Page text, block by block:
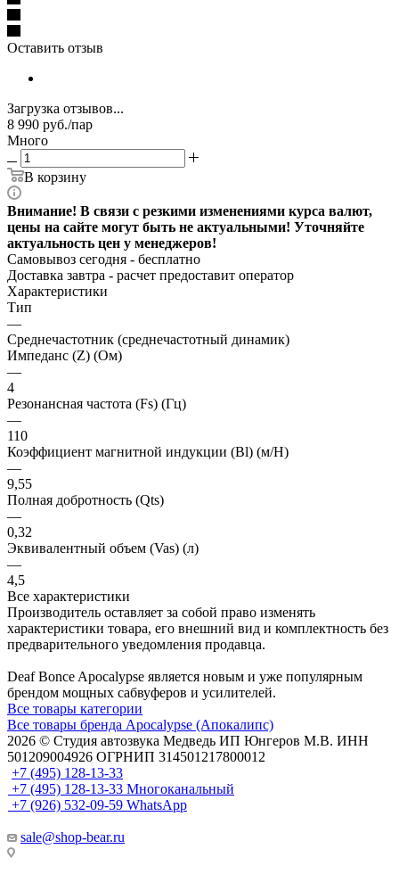
Оставить отзыв
Загрузка отзывов...
8 990 руб./пар
Много
В корзину
Внимание! В связи с резкими изменениями курса валют,
цены на сайте могут быть не актуальными! Уточняйте
актуальность цен у менеджеров!
Самовывоз сегодня - бесплатно
Доставка завтра - расчет предоставит оператор
Характеристики
Тип
—
Среднечастотник (среднечастотный динамик)
Импеданс (Z) (Ом)
—
4
Резонансная частота (Fs) (Гц)
—
110
Коэффициент магнитной индукции (Bl) (м/Н)
—
9,55
Полная добротность (Qts)
—
0,32
Эквивалентный объем (Vas) (л)
—
4,5
Все характеристики
Производитель оставляет за собой право изменять
характеристики товара, его внешний вид и комплектность без
предварительного уведомления продавца.
Deaf Bonce Apocalypse является новым и уже популярным
брендом мощных сабвуферов и усилителей.
Все товары категории
Все товары бренда Apocalypse (Апокалипс)
2026 © Cтудия автозвука Медведь ИП Юнгеров М.В. ИНН
501209004926 ОГРНИП 314501217800012
+7 (495) 128-13-33
+7 (495) 128-13-33 Многоканальный
+7 (926) 532-09-59 WhatsApp
sale@shop-bear.ru